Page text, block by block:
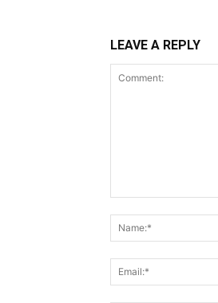
LEAVE A REPLY